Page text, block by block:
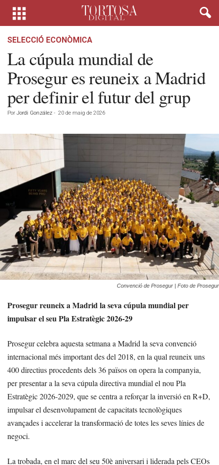
SELECCIÓ ECONÒMICA
La cúpula mundial de
Prosegur es reuneix a Madrid
per definir el futur del grup
Por Jordi González - 20 de maig de 2026
Convenció de Prosegur | Foto de Prosegur
Prosegur reuneix a Madrid la seva cúpula mundial per
impulsar el seu Pla Estratègic 2026-29
Prosegur celebra aquesta setmana a Madrid la seva convenció
internacional més important des del 2018, en la qual reuneix uns
400 directius procedents dels 36 països on opera la companyia,
per presentar a la seva cúpula directiva mundial el nou Pla
Estratègic 2026-2029, que se centra a reforçar la inversió en R+D,
impulsar el desenvolupament de capacitats tecnològiques
avançades i accelerar la transformació de totes les seves línies de
negoci.
La trobada, en el marc del seu 50è aniversari i liderada pels CEOs